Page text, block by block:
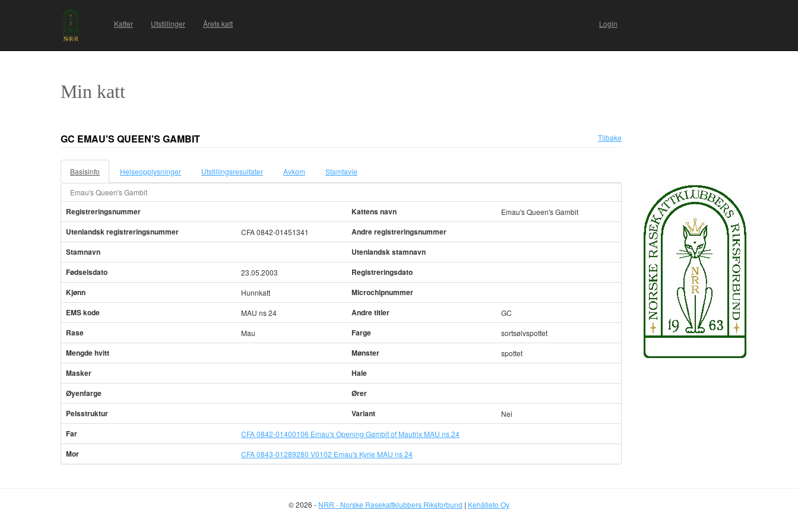
Katter Utstillinger Årets katt Login
Min katt
GC EMAU'S QUEEN'S GAMBIT Tilbake
Basisinfo Helseopplysninger Utstillingsresultater Avkom Stamtavle
Emau's Queen's Gambit
Registreringsnummer Kattens navn Emau's Queen's Gambit
Utenlandsk registreringsnummer CFA 0842-01451341
Andre registreringsnummer
Stamnavn
Utenlandsk stamnavn
Fødselsdato
23.05.2003
Registreringsdato
Kjønn
Hunnkatt
Microchipnummer
EMS kode
MAU ns 24 Andre titler GC
Rase Mau Farge sortsølvspottet
Mengde hvitt Mønster spottet
Masker
Hale
Øyenfarge
Ører
Pelsstruktur
Variant Nei
Far CFA 0842-01400106 Emau's Opening Gambit of Mautrix MAU ns 24
Mor CFA 0843-01289280 V0102 Emau's Kyrie MAU ns 24
© 2026 - NRR - Norske Rasekattklubbers Riksforbund | Kehätieto Oy